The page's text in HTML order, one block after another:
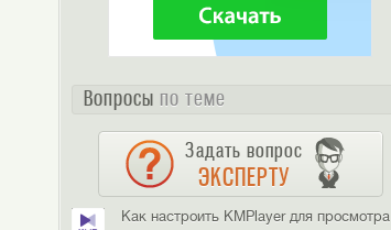
Вопросы по теме
Задать вопрос
ЭКСПЕРТУ
Как настроить KMPlayer для просмотра